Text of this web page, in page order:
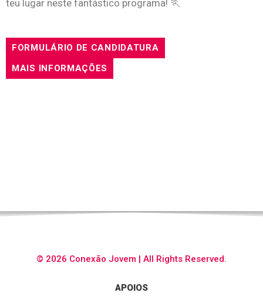
teu lugar neste fantástico programa! 🏃
FORMULÁRIO DE CANDIDATURA
MAIS INFORMAÇÕES
© 2026 Conexão Jovem | All Rights Reserved.
APOIOS